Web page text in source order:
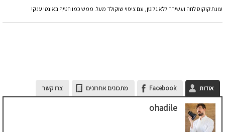
עוגת קוקוס לחה ועשירה ללא גלוטן, עם ציפוי שוקולד מעל. ממש כמו חטיף באונטי ענק!
אודות Facebook מתכונים אחרונים צרו קשר
ohadile